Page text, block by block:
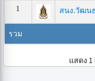
1 สนง.วัฒน
รวม
แสดง 1